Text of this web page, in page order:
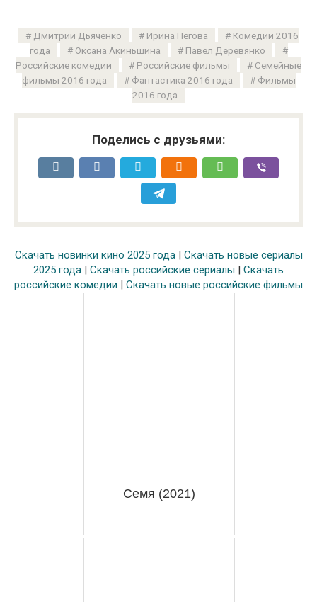
Дмитрий Дьяченко Ирина Пегова
Комедии 2016
года
Оксана Акиньшина
Павел Деревянко
Российские комедии
Российские фильмы
Семейные
фильмы 2016 года
Фантастика 2016 года
Фильмы
2016 года
Поделись с друзьями:
Скачать новинки кино 2025 года| Скачать новые сериалы
2025 года
Скачать российские сериалы
Скачать
российские комедии
Скачать новые российские фильмы
Семя (2021)